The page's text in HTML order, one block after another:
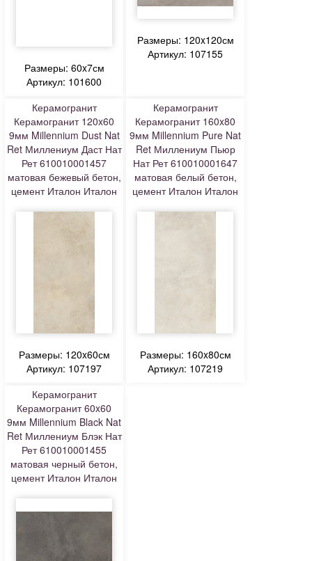
Размеры: 60x7см
Артикул: 101600
Размеры: 120x120см
Артикул: 107155
Керамогранит
Керамогранит 120x60
9мм Millennium Dust Nat
Ret Миллениум Даст Нат
Рет 610010001457
матовая бежевый бетон,
цемент Италон Италон
Размеры: 120x60см
Артикул: 107197
Керамогранит
Керамогранит 160x80
9мм Millennium Pure Nat
Ret Миллениум Пьюр
Нат Рет 610010001647
матовая белый бетон,
цемент Италон Италон
Размеры: 160x80см
Артикул: 107219
Керамогранит
Керамогранит 60x60
9мм Millennium Black Nat
Ret Миллениум Блэк Нат
Рет 610010001455
матовая черный бетон,
цемент Италон Италон